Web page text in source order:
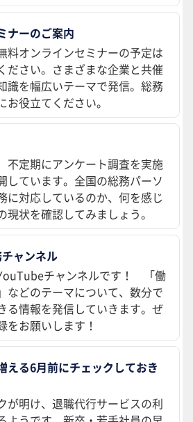
ナーのご案内
料オンラインセミナーの予定は
ださい。さまざまな企業と共催
識を幅広いテーマで発信。総務
役立てください。
不定期にアンケート調査を実施
しています。全国の総務パーソ
に対応しているのか、何を感じ
現状を確認してみましょう。
ャンネル
チャンネルです！ 「働
などのテーマについて、数分で
る情報を発信していきます。ぜ
をお願いします！
える6月前にチェックしておき
が明け、退職代行サービスの利